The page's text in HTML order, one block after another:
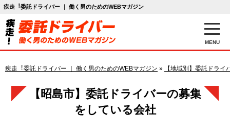
疾走︕委託ドライバー ｜ 働く男のためのWEBマガジン
MENU
疾走︕委託ドライバー ｜ 働く男のためのWEBマガジン » 【地域別】委託ドラ
【昭島市】委託ドライバーの募集
をしている会社